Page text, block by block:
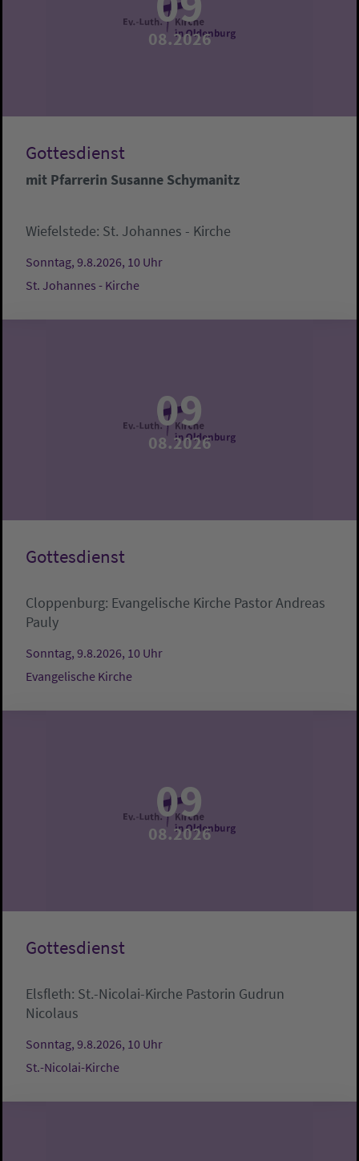
08.2026
Gottesdienst
mit Pfarrerin Susanne Schymanitz
Wiefelstede: St. Johannes - Kirche
Sonntag, 9.8.2026, 10 Uhr
St. Johannes - Kirche
09
08.2026
Gottesdienst
Cloppenburg: Evangelische Kirche Pastor Andreas
Pauly
Sonntag, 9.8.2026, 10 Uhr
Evangelische Kirche
09
08.2026
Gottesdienst
Elsfleth: St.-Nicolai-Kirche Pastorin Gudrun
Nicolaus
Sonntag, 9.8.2026, 10 Uhr
St.-Nicolai-Kirche